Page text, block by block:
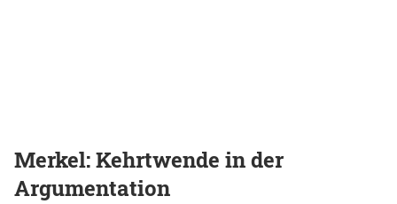
Merkel: Kehrtwende in der
Argumentation